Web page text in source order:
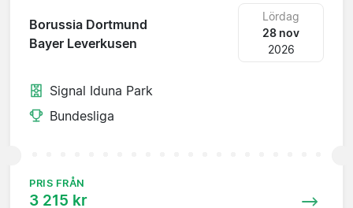
Borussia Dortmund
Bayer Leverkusen
Lördag
28 nov
2026
Signal Iduna Park
Bundesliga
PRIS FRÅN
3 215 kr